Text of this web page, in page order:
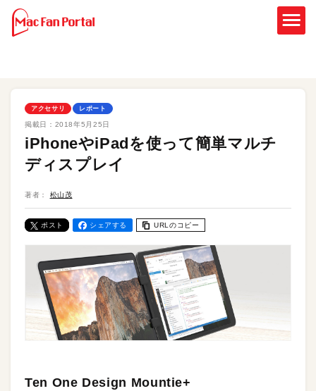
アクセサリ レポート
掲載日： 2018年5月25日
iPhoneやiPadを使って簡単マルチ
ディスプレイ
著者： 松山茂
ポスト シェアする URLのコピー
Ten One Design Mountie+